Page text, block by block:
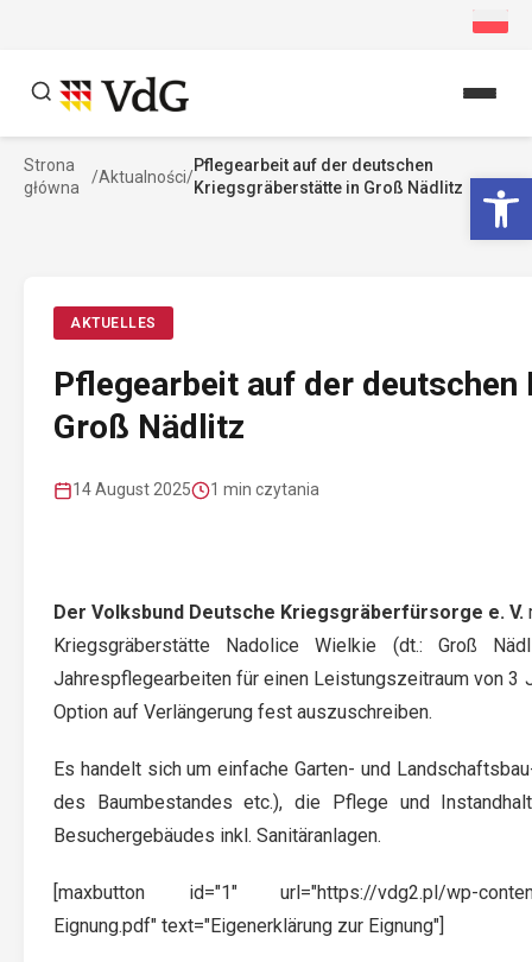
Szukaj
Strona
główna
/Aktualności/
Pflegearbeit auf der deutschen
Kriegsgräberstätte in Groß Nädlitz
AKTUELLES
Pflegearbeit auf der
Groß Nädlitz
14 August 2025 1 min czytania
Der Volksbund Deutsche Kriegsgräberfürsorge e. V.
Kriegsgräberstätte Nadolice Wielkie (dt.: Groß
Jahrespflegearbeiten für einen Leistungszeitraum von 3
Option auf Verlängerung fest auszuschreiben.
Es handelt sich um einfache Garten- und
des Baumbestandes etc.), die Pflege und
Besuchergebäudes inkl. Sanitäranlagen.
[maxbutton id="1" url="https://vdg2.pl/wp-content/
Eignung.pdf" text="Eigenerklärung zur Eignung"]